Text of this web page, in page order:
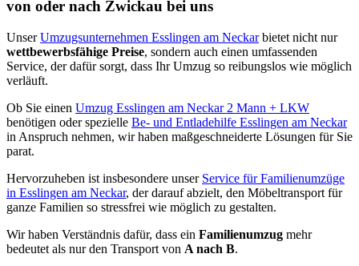
von oder nach Zwickau bei uns
UnserUmzugsunternehmen Esslingen am Neckarbietet nicht nur
wettbewerbsfähige Preise, sondern auch einen umfassenden
Service, der dafür sorgt, dass Ihr Umzug so reibungslos wie möglich
verläuft.
Ob Sie einen Umzug Esslingen am Neckar 2 Mann + LKW
benötigen oder spezielle Be- und Entladehilfe Esslingen am Neckar
in Anspruch nehmen, wir haben maßgeschneiderte Lösungen für Sie
parat.
Hervorzuheben ist insbesondere unser Service für Familienumzüge
in Esslingen am Neckar, der darauf abzielt, den Möbeltransport für
ganze Familien so stressfrei wie möglich zu gestalten.
Wir haben Verständnis dafür, dass ein Familienumzug mehr
bedeutet als nur den Transport von A nach B.